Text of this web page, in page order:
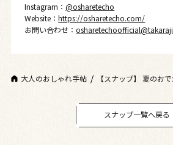
Instagram：@osharetecho
Website：https://osharetecho.com/
お問い合わせ：
大人のおしゃれ手帖 【スナップ】 夏のお
スナップ一覧へ戻る